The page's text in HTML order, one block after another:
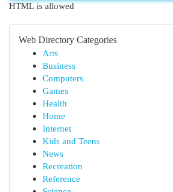
HTML is allowed
Web Directory Categories
Arts
Business
Computers
Games
Health
Home
Internet
Kids and Teens
News
Recreation
Reference